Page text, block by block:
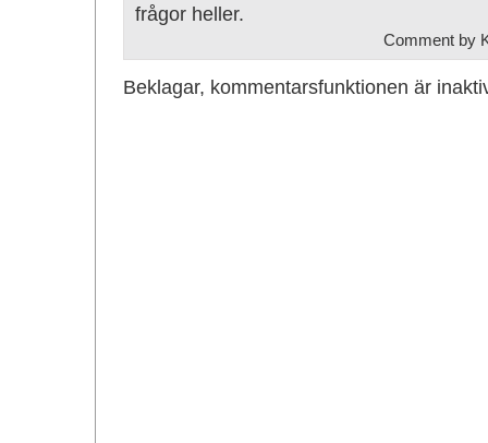
frågor heller.
Comment by
Beklagar, kommentarsfunktionen är